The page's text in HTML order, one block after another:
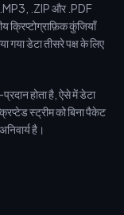
.MP3, .ZIP और .PDF
क्रिप्टोग्राफ़िक कुंजियाँ
डेटा तीसरे पक्ष के लिए
होता है, ऐसे में डेटा
स्ट्रीम को बिना पैकेट
है।